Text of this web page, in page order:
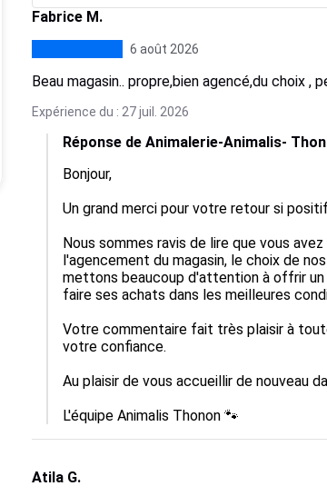
Fabrice M.
6 août 2026
Beau magasin.. propre,bien agencé,du choix ,
Expérience du : 27 juil. 2026
Réponse de Animalerie-Animalis-
Bonjour,
Un grand merci pour votre retour si
Nous sommes ravis de lire que vous
l'agencement du magasin, le choix de
mettons beaucoup d'attention à offrir un
faire ses achats dans les meilleures
Votre commentaire fait très plaisir à
votre confiance.
Au plaisir de vous accueillir de nouveau
L'équipe Animalis Thonon 🐾
Atila G.